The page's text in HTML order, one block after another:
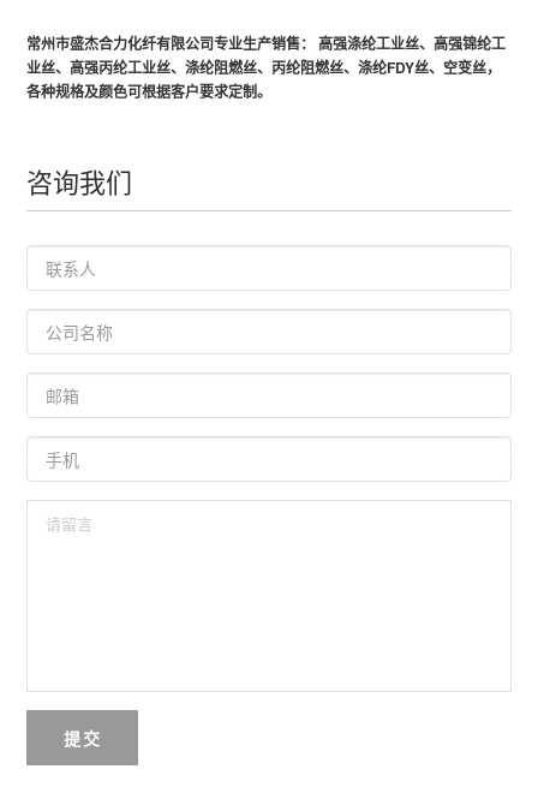
常州市盛杰合力化纤有限公司专业生产销售： 高强涤纶工业丝、高强锦纶工
业丝、高强丙纶工业丝、涤纶阻燃丝、丙纶阻燃丝、涤纶FDY丝、空变丝，
各种规格及颜色可根据客户要求定制。
咨询我们
提交